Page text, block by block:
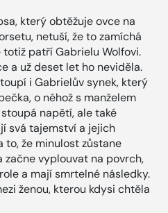
který obtěžuje ovce na
netuší, že to zamíchá
patří Gabrielu Wolfovi.
a už deset let ho neviděla.
i Gabrielův synek, který
o něhož s manželem
napětí, ale také
svá tajemství a jejich
to, že minulost zůstane
začne vyplouvat na povrch,
a mají smrtelné následky.
ženou, kterou kdysi chtěla